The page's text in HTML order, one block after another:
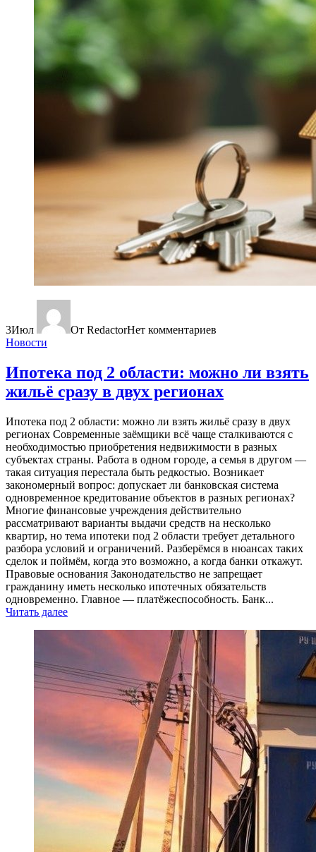
3Июл От RedactorНет комментариев
Новости
Ипотека под 2 области: можно ли взять
жильё сразу в двух регионах
Ипотека под 2 области: можно ли взять жильё сразу в двух
регионах Современные заёмщики всё чаще сталкиваются с
необходимостью приобретения недвижимости в разных
субъектах страны. Работа в одном городе, а семья в другом —
такая ситуация перестала быть редкостью. Возникает
закономерный вопрос: допускает ли банковская система
одновременное кредитование объектов в разных регионах?
Многие финансовые учреждения действительно
рассматривают варианты выдачи средств на несколько
квартир, но тема ипотеки под 2 области требует детального
разбора условий и ограничений. Разберёмся в нюансах таких
сделок и поймём, когда это возможно, а когда банки откажут.
Правовые основания Законодательство не запрещает
гражданину иметь несколько ипотечных обязательств
одновременно. Главное — платёжеспособность. Банк...
Читать далее